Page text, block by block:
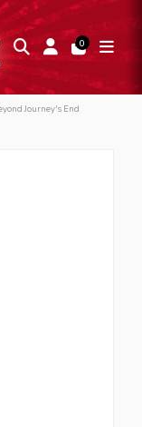
0
Journey's End